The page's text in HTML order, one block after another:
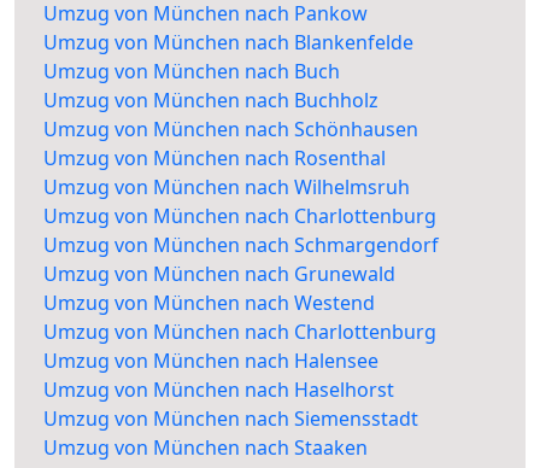
Umzug von München nach Pankow
Umzug von München nach Blankenfelde
Umzug von München nach Buch
Umzug von München nach Buchholz
Umzug von München nach Schönhausen
Umzug von München nach Rosenthal
Umzug von München nach Wilhelmsruh
Umzug von München nach Charlottenburg
Umzug von München nach Schmargendorf
Umzug von München nach Grunewald
Umzug von München nach Westend
Umzug von München nach Charlottenburg
Umzug von München nach Halensee
Umzug von München nach Haselhorst
Umzug von München nach Siemensstadt
Umzug von München nach Staaken